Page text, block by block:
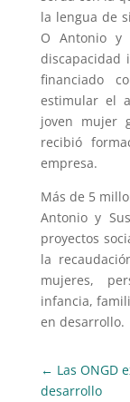
la lengua de
O Antonio y
discapacidad
financiado
estimular el
joven mujer
recibió
empresa.
Más de 5
Antonio y
proyectos
la
mujeres,
infancia,
en desarrollo.
← Las ONGD
desarrollo